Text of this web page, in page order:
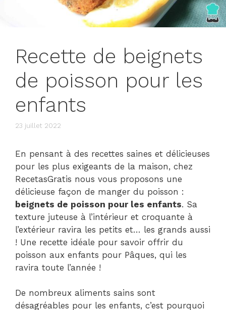
Recette de beignets
de poisson pour les
enfants
23 juillet 2022
En pensant à des recettes saines et délicieuses
pour les plus exigeants de la maison, chez
RecetasGratis nous vous proposons une
délicieuse façon de manger du poisson :
beignets de poisson pour les enfants. Sa
texture juteuse à l’intérieur et croquante à
l’extérieur ravira les petits et… les grands aussi
! Une recette idéale pour savoir offrir du
poisson aux enfants pour Pâques, qui les
ravira toute l’année !
De nombreux aliments sains sont
désagréables pour les enfants, c’est pourquoi